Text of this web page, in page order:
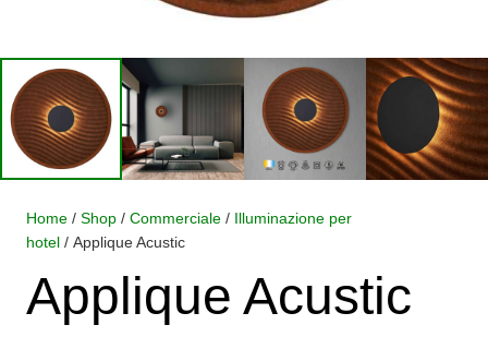
Home / Shop / Commerciale / Illuminazione per
hotel / Applique Acustic
Applique Acustic